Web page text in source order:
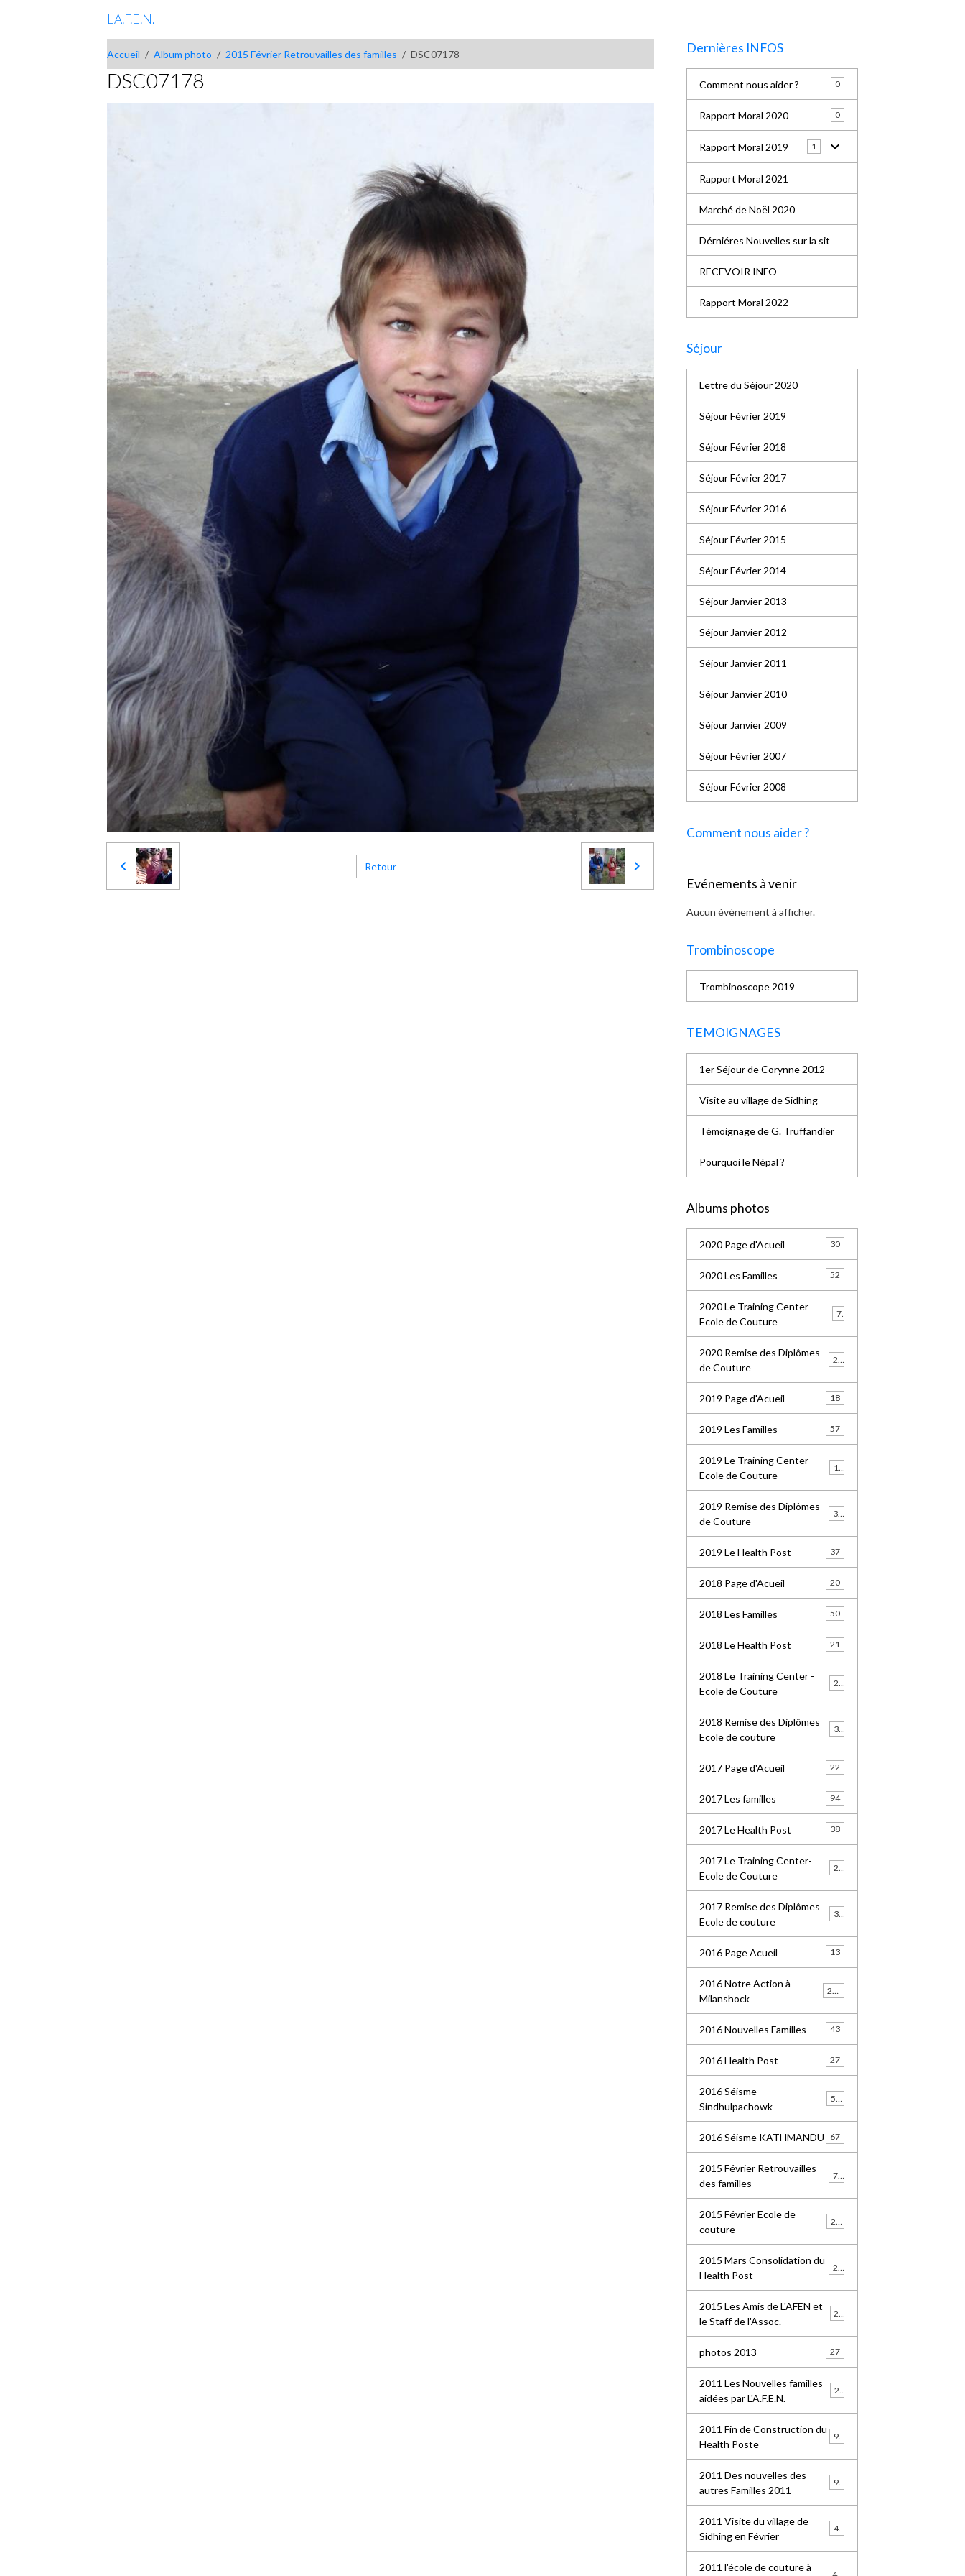
L'A.F.E.N.
Accueil Album photo 2015 Février Retrouvailles des familles DSC07178
DSC07178
Retour
Dernières INFOS
Comment nous aider ? 0
Rapport Moral 2020 0
Rapport Moral 2019 1
Rapport Moral 2021
Marché de Noël 2020
Dérniéres Nouvelles sur la sit
RECEVOIR INFO
Rapport Moral 2022
Séjour
Lettre du Séjour 2020
Séjour Février 2019
Séjour Février 2018
Séjour Février 2017
Séjour Février 2016
Séjour Février 2015
Séjour Février 2014
Séjour Janvier 2013
Séjour Janvier 2012
Séjour Janvier 2011
Séjour Janvier 2010
Séjour Janvier 2009
Séjour Février 2007
Séjour Février 2008
Comment nous aider ?
Evénements à venir
Aucun évènement à afficher.
Trombinoscope
Trombinoscope 2019
TEMOIGNAGES
1er Séjour de Corynne 2012
Visite au village de Sidhing
Témoignage de G. Truffandier
Pourquoi le Népal ?
Albums photos
2020 Page d'Acueil 30
2020 Les Familles 52
2020 Le Training Center
Ecole de Couture
2020 Remise des Diplômes
de Couture
2019 Page d'Acueil 18
2019 Les Familles 57
2019 Le Training Center
Ecole de Couture
2019 Remise des Diplômes
de Couture
36
2019 Le Health Post 37
2018 Page d'Acueil 20
2018 Les Familles 50
2018 Le Health Post 21
2018 Le Training Center -
Ecole de Couture
2018 Remise des Diplômes
Ecole de couture
2017 Page d'Acueil 22
2017 Les familles 94
2017 Le Health Post 38
2017 Le Training Center-
Ecole de Couture
2017 Remise des Diplômes
Ecole de couture
2016 Page Acueil 13
2016 Notre Action à
Milanshock
2016 Nouvelles Familles 43
2016 Health Post 27
2016 Séisme
Sindhulpachowk
2016 Séisme KATHMANDU 67
2015 Février Retrouvailles
des familles
77
2015 Février Ecole de
couture
2015 Mars Consolidation du
Health Post
2015 Les Amis de L'AFEN et
le Staff de l'Assoc.
photos 2013 27
2011 Les Nouvelles familles
aidées par L'A.F.E.N.
2011 Fin de Construction du
Health Poste
99
2011 Des nouvelles des
autres Familles 2011
2011 Visite du village de
Sidhing en Février
41
2011 l'école de couture à
49